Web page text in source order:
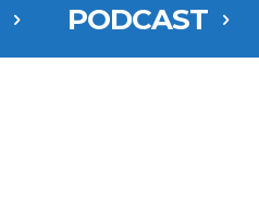
PODCAST